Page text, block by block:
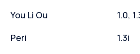
You Li Ou
1.0,
Peri
1.3i